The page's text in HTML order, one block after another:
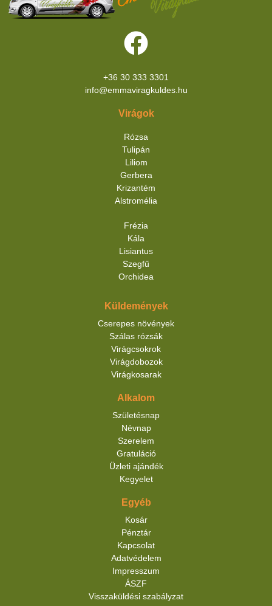
+36 30 333 3301
info@emmaviragkuldes.hu
Virágok
Rózsa
Tulipán
Liliom
Gerbera
Krizantém
Alstromélia
Frézia
Kála
Lisiantus
Szegfű
Orchidea
Küldemények
Cserepes növények
Szálas rózsák
Virágcsokrok
Virágdobozok
Virágkosarak
Alkalom
Születésnap
Névnap
Szerelem
Gratuláció
Üzleti ajándék
Kegyelet
Egyéb
Kosár
Pénztár
Kapcsolat
Adatvédelem
Impresszum
ÁSZF
Visszaküldési szabályzat